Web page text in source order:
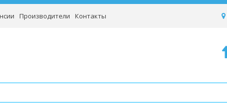
Производители Контакты